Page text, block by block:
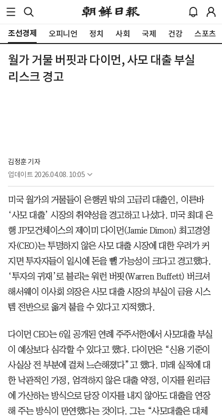
조선경제 오피니언 정치 사회 국제 건강 스포츠
월가 거물 버핏과 다이먼, 사모 대출 부실
리스크 경고
김정훈 기자
업데이트 2026.04.08. 10:05
미국 월가의 거물들이 은행권 밖의 고금리 대출인, 이른바
‘사모 대출’ 시장의 취약성을 경고하고 나섰다. 미국 최대 은
행 JP모건체이스의 제이미 다이먼(Jamie Dimon) 최고경영
자(CEO)는 투명하지 않은 사모 대출 시장에 대한 우려가 커
지면 투자자들이 일시에 돈을 뺄 가능성이 크다고 경고했다.
‘투자의 귀재’로 불리는 워런 버핏(Warren Buffett) 버크셔
해서웨이 이사회 의장은 사모 대출 시장의 부실이 금융 시스
템 전반으로 옮겨 붙을 수 있다고 지적했다.
다이먼 CEO는 6일 공개된 연례 주주서한에서 사모대출 부실
이 예상보다 심각할 수 있다고 했다. 다이먼은 “신용 기준이
사실상 전 부분에 걸쳐 느슨해졌다”고 했다. 미래 실적에 대
한 낙관적인 가정, 엄격하지 않은 대출 약정, 이자를 원리금
에 가산하는 방식으로 당장 이자를 내지 않아도 대출을 연장
해 주는 방식이 만연했다는 것이다. 그는 “사모대출은 대체